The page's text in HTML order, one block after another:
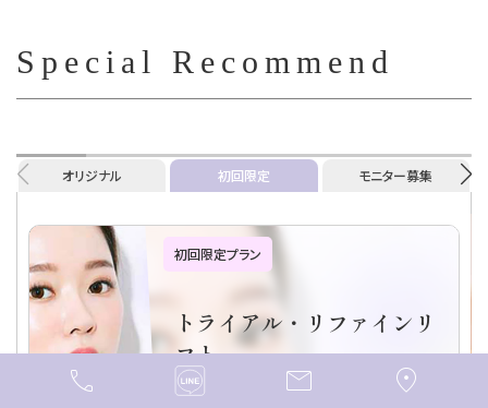
Special Recommend
オリジナル 初回限定 モニター募集
初回限定プラン
トライアル・リファインリ
フト
お試しヒアルロン酸１本～
call mail location_on